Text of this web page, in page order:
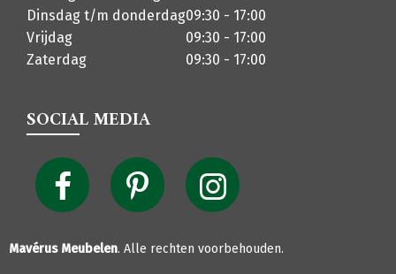
Dinsdag t/m donderdag09:30 - 17:00
Vrijdag
09:30 - 17:00
Zaterdag
09:30 - 17:00
SOCIAL MEDIA
Mavérus Meubelen. Alle rechten voorbehouden.